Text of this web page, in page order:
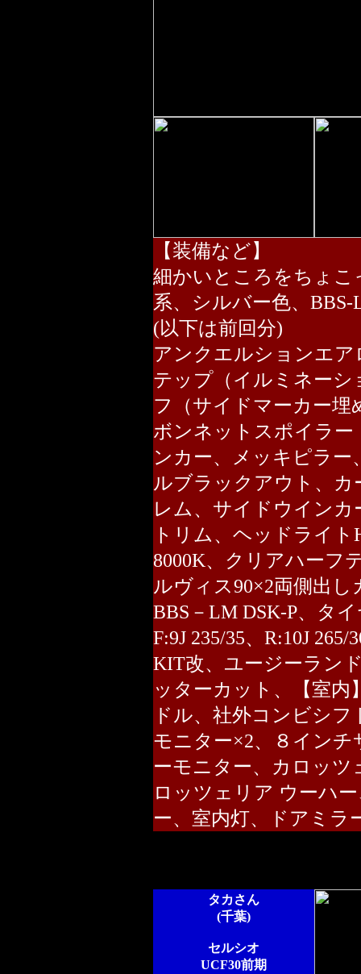
【装備など】
細かいところをちょこ
系、シルバー色、
(以下は前回分)
アンクエルションエ
テップ（イルミネーシ
フ（サイドマーカー埋
ボンネットスポイラ
ンカー、メッキピラ
ルブラックアウト、
レム、サイドウイン
トリム、ヘッドライ
8000K、クリアハーフ
ルヴィス90×2両側出
BBS－LM DSK-P、タ
F:9J 235/35、R:10J
KIT改、ユージーラン
ッターカット、【室
ドル、社外コンビシ
モニター×2、８イン
ーモニター、カロッ
ロッツェリア ウーハ
ー、室内灯、ドアミラ
タカさん
(千葉)
セルシオ
UCF30前期